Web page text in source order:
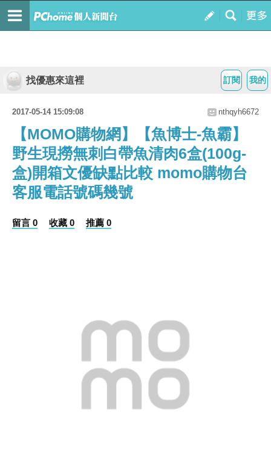
我的
訂閱
找優惠來這裡
2017-05-14 15:09:08 nthqyh6672
【MOMO購物網】【魚博士-魚霸】
野生現撈無刺白帶魚清肉6盒(100g-
盒)開箱文優缺點比較 momo購物台
客服電話號碼幾號
留言 0 收藏 0 推薦 0